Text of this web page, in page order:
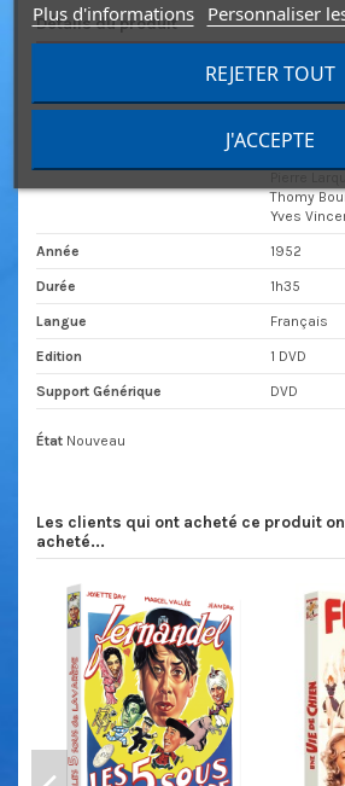
Détails du produit
François
Marina
Thomy
Yves
Année 1952
Durée 1h35
Langue Français
Edition 1 DVD
Support Générique DVD
État Nouveau
Les clients qui ont acheté ce produit
acheté...
Plus d'informations Personnaliser
REJETER TOUT
J'ACCEPTE